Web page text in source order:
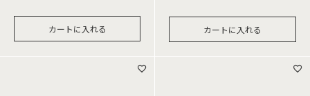
カートに入れる カートに入れる